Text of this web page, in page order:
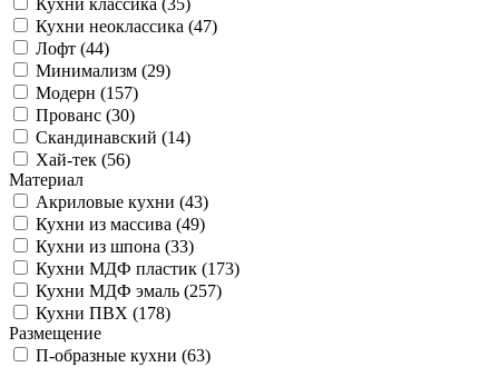
Кухни классика (35)
Кухни неоклассика (47)
Лофт (44)
Минимализм (29)
Модерн (157)
Прованс (30)
Скандинавский (14)
Хай-тек (56)
Материал
Акриловые кухни (43)
Кухни из массива (49)
Кухни из шпона (33)
Кухни МДФ пластик (173)
Кухни МДФ эмаль (257)
Кухни ПВХ (178)
Размещение
П-образные кухни (63)